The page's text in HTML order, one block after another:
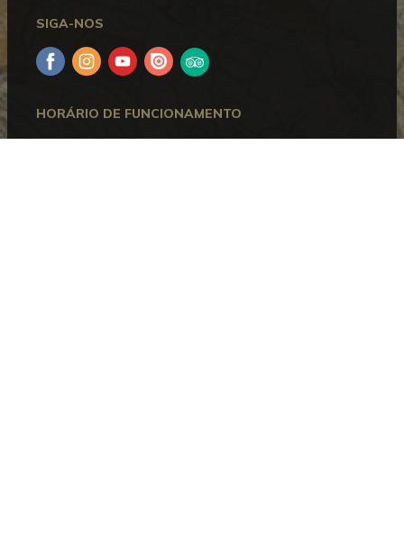
HORÁRIO DE FUNCIONAMENTO
SIGA-NOS
FacebookInstagramYouTube
Issuu Trip
Advisor